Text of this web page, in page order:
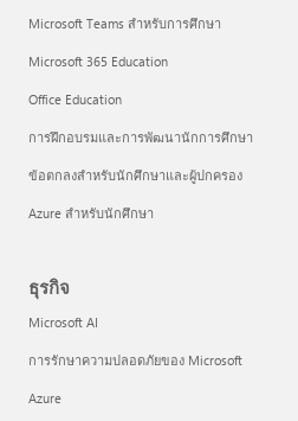
Microsoft Teams สำหรับการศึกษา
Microsoft 365 Education
Office Education
การฝึกอบรมและการพัฒนานักการศึกษา
ข้อตกลงสำหรับนักศึกษาและผู้ปกครอง
Azure สำหรับนักศึกษา
ธุรกิจ
Microsoft AI
การรักษาความปลอดภัยของ Microsoft
Azure